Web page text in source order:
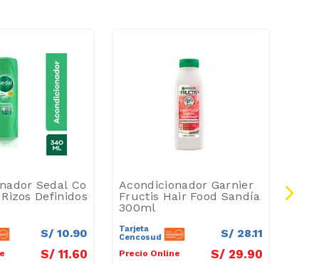
Sedal Co
Definidos
S/ 10.90
S/ 11.60
Acondicionador Garnier
Fructis Hair Food Sandía
300ml
Tarjeta
Cencosud
S/ 28.11
Precio Online S/ 29.90